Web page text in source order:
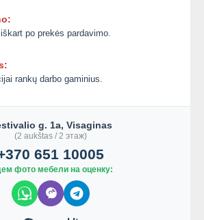
po prekės pardavimo.
rankų darbo gaminius.
g. 1a, Visaginas
(2 aukštas / 2 этаж)
651 10005
фото мебели на оценку: